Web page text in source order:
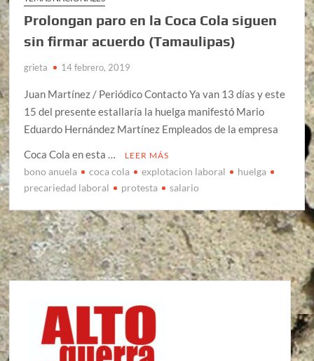
Prolongan paro en la Coca Cola siguen
sin firmar acuerdo (Tamaulipas)
grieta 14 febrero, 2019
Juan Martínez / Periódico Contacto Ya van 13 días y este
15 del presente estallaría la huelga manifestó Mario
Eduardo Hernández Martínez Empleados de la empresa
Coca Cola en esta …
LEER MÁS
bono anuela coca cola explotacion laboral
huelga
precariedad laboral
protesta salario